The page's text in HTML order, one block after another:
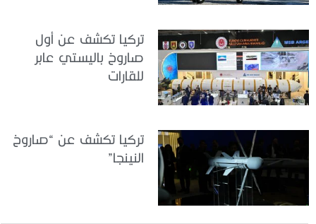
تركيا تكشف عن أول
صاروخ باليستي عابر
للقارات
تركيا تكشف عن “صاروخ
النينجا”